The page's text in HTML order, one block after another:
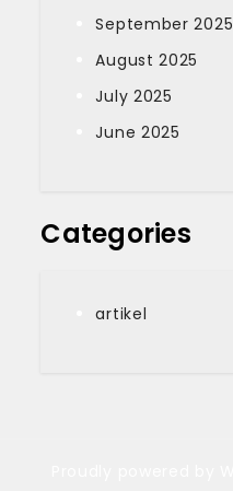
September 2025
August 2025
July 2025
June 2025
Categories
artikel